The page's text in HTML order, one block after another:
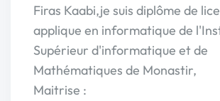
Firas Kaabi,je suis diplôme de
applique en informatique de
Supérieur d'informatique et de
Mathématiques de Monastir,
Maitrise :